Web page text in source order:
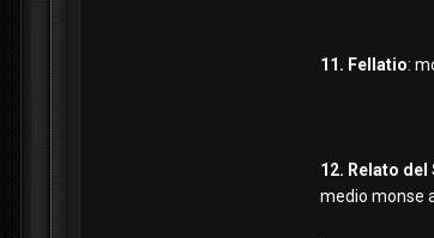
11. Fellatio:
12. Relato del
medio monse